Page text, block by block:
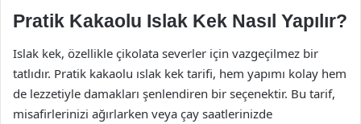
Pratik Kakaolu Islak Kek Nasıl Yapılır?
Islak kek, özellikle çikolata severler için vazgeçilmez bir
tatlıdır. Pratik kakaolu ıslak kek tarifi, hem yapımı kolay hem
de lezzetiyle damakları şenlendiren bir seçenektir. Bu tarif,
misafirlerinizi ağırlarken veya çay saatlerinizde